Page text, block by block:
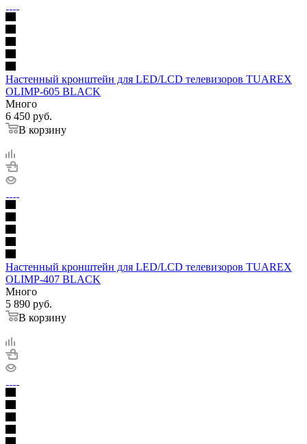
Настенный кронштейн для LED/LCD телевизоров TUAREX
OLIMP-605 BLACK
Много
6 450 руб.
В корзину
Настенный кронштейн для LED/LCD телевизоров TUAREX
OLIMP-407 BLACK
Много
5 890 руб.
В корзину